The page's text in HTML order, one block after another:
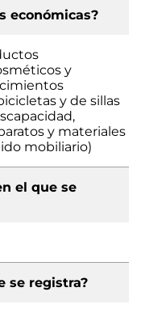
económicas?
y
y de sillas
y materiales
mobiliario)
el que se
se registra?